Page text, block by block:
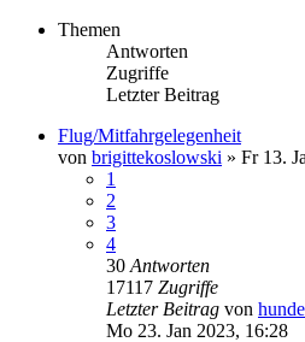
Themen
Antworten
Zugriffe
Letzter Beitrag
Flug/Mitfahrgelegenheit
von brigittekoslowski » Fr 13.
1
2
3
4
30 Antworten
17117 Zugriffe
Letzter Beitrag von
Mo 23. Jan 2023, 16:28